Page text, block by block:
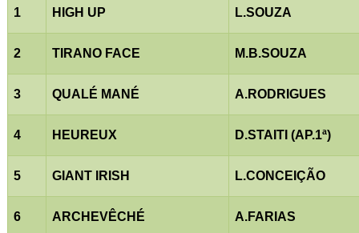
1 HIGH UP L.SOUZA
2 TIRANO FACE M.B.SOUZA
3 QUALÉ MANÉ A.RODRIGUES
4 HEUREUX D.STAITI (AP.1ª)
5 GIANT IRISH L.CONCEIÇÃO
6 ARCHEVÊCHÉ A.FARIAS